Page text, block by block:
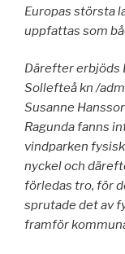
Europas största
uppfattas som
Därefter erbjöds
Sollefteå kn /
Susanne
Ragunda fanns
vindparken
nyckel och
förledas tro, för
sprutade det av
framför